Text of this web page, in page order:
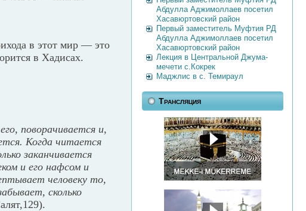
в этот мир — это
в Хадисах.
поворачивается и,
Когда читается
заканчивается
и его нафсом и
человеку то,
сколько
Абдулла Аджимоллаев посетил
Хасавюртовский район
Первый заместитель Муфтия РД
Абдулла Аджимоллаев посетил
Хасавюртовский район
Лекция в Центральной Джума-
мечети с.Кокрек
Маджлис в с. Темираул
Трансляция